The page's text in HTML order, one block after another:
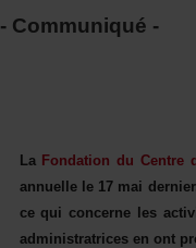
-Communiqué-
La